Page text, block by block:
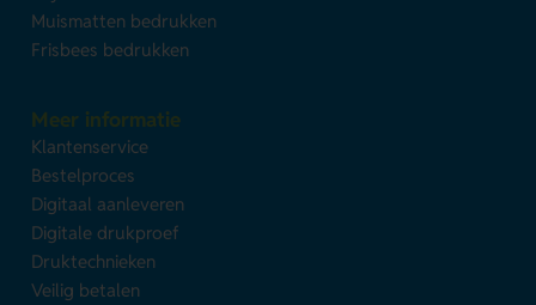
Muismatten bedrukken
Frisbees bedrukken
Meer informatie
Klantenservice
Bestelproces
Digitaal aanleveren
Digitale drukproef
Druktechnieken
Veilig betalen